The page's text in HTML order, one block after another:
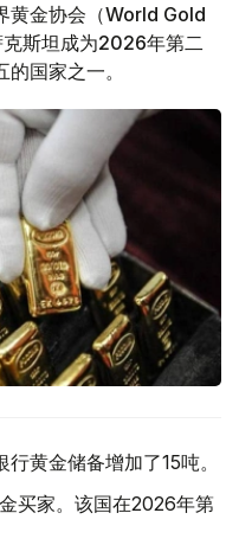
黄金协会（World Gold
斯坦成为2026年第二
国家之一。
黄金储备增加了15吨。
买家。该国在2026年第